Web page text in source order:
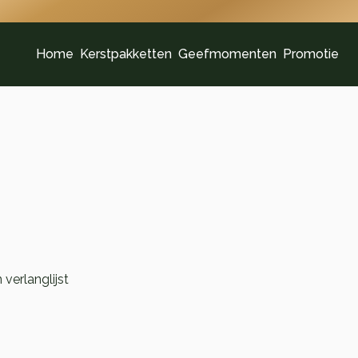
Home Kerstpakketten Geefmomenten Promotie
verlanglijst